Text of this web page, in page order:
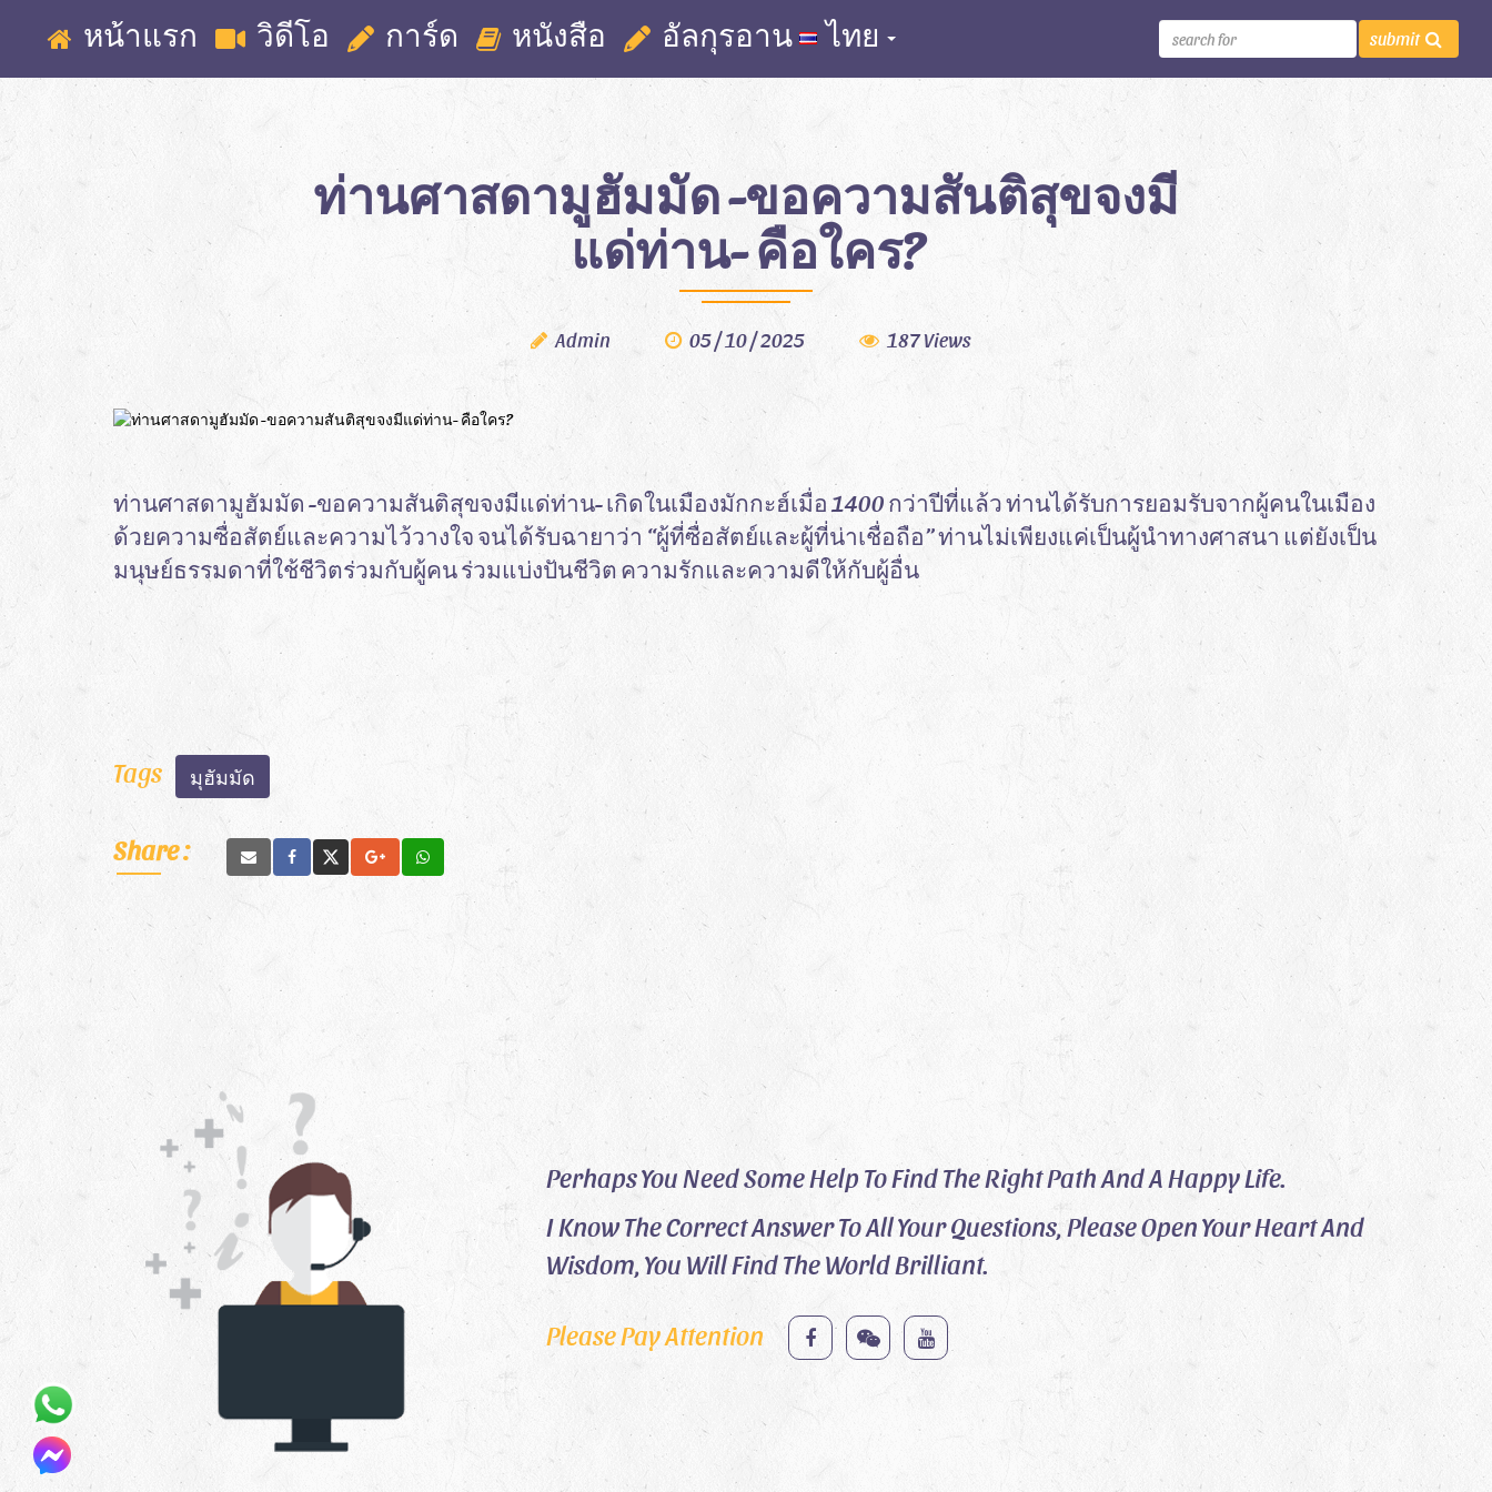
หน้าแรก วิดีโอ การ์ด หนังสือ อัลกุรอาน ไทย submit
ท่านศาสดามูฮัมมัด -ขอความสันติสุขจงมี
แด่ท่าน- คือใคร?
Admin 05 / 10 / 2025 187 Views
ท่านศาสดามูฮัมมัด -ขอความสันติสุขจงมีแด่ท่าน- เกิดในเมืองมักกะฮ์เมื่อ 1400 กว่าปีที่แล้ว ท่านได้รับการยอมรับจากผู้คนในเมือง
ด้วยความซื่อสัตย์และความไว้วางใจ จนได้รับฉายาว่า “ผู้ที่ซื่อสัตย์และผู้ที่น่าเชื่อถือ” ท่านไม่เพียงแค่เป็นผู้นำทางศาสนา แต่ยังเป็น
มนุษย์ธรรมดาที่ใช้ชีวิตร่วมกับผู้คน ร่วมแบ่งปันชีวิต ความรักและความดีให้กับผู้อื่น
Tags มุฮัมมัด
Share :
Perhaps You Need Some Help To Find The Right Path And A Happy Life.
I Know The Correct Answer To All Your Questions, Please Open Your Heart And
Wisdom, You Will Find The World Brilliant.
Please Pay Attention